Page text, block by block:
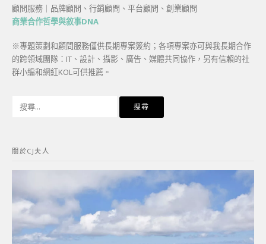
顧問服務｜品牌顧問、行銷顧問、平台顧問、創業顧問
商業合作哲學與敘事DNA
※專題策劃和顧問服務僅供長期專案簽約；各項專案亦可與我長期合作
的跨領域團隊：IT、設計、攝影、廣告、媒體共同協作，另有信賴的社
群小編和網紅KOL可供推薦。
字:
關於CJ夫人